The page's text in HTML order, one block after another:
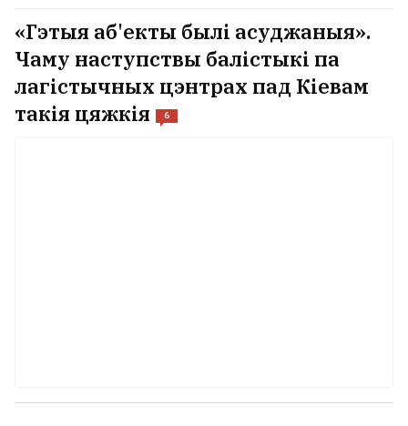
«Гэтыя аб'екты былі асуджаныя».
Чаму наступствы балістыкі па
лагістычных цэнтрах пад Кіевам
такія цяжкія
6